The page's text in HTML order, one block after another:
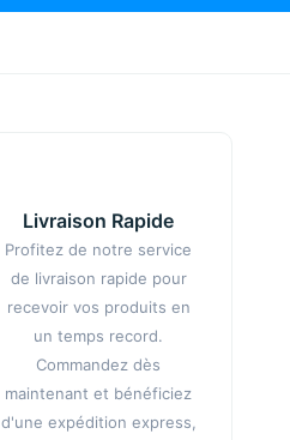
Livraison Rapide
Profitez de notre service
de livraison rapide pour
recevoir vos produits en
un temps record.
Commandez dès
maintenant et bénéficiez
d'une expédition express,